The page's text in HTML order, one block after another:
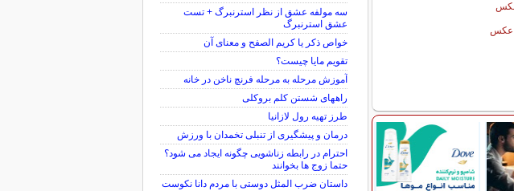
عکس
سه مولفه عشق از نظر استرنبرگ + تست
عشق استرنبرگ
خواص ذکر یا کریم الصفح و معنای آن
تقویم مایا چیست؟
آموزش مرحله به مرحله فرنچ ناخن در خانه
راههای شستن کلم بروکلی
طرز تهیه رول لازانیا
درمان و پیشگیری از تنبلی تخمدان با ورزش
احترام در رابطه زناشویی چگونه ایجاد می شود؟
حتما زوج ها بخوانند
داستان ضرب المثل دوستی با مردم دانا نكوست